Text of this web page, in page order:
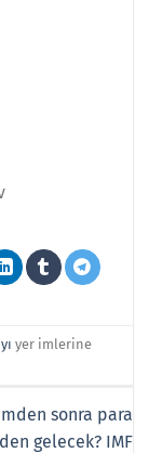
yer imlerine
sonra para
gelecek? IMF